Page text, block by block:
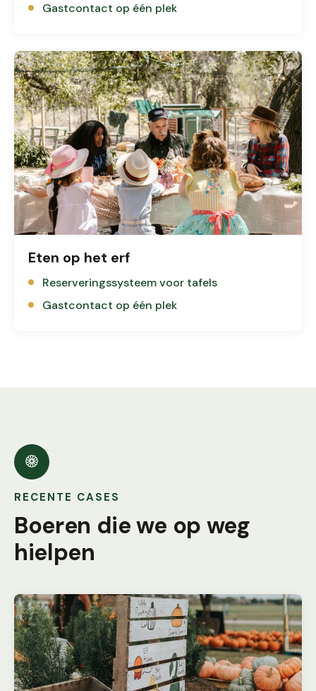
Gastcontact op één plek
Eten op het erf
Reserveringssysteem voor tafels
Gastcontact op één plek
RECENTE CASES
Boeren die we op weg
hielpen